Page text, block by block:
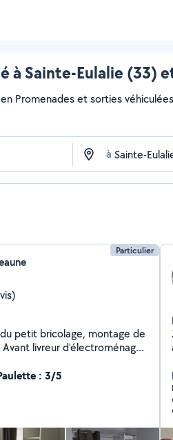
à Sainte-Eulalie (33)
Promenades et sorties
à
Particulier
petit bricolage, montage de
: 3/5